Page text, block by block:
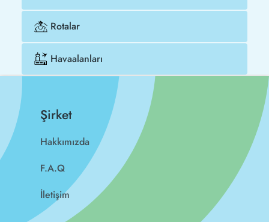
Rotalar
Havaalanları
Şirket
Hakkımızda
F.A.Q
İletişim